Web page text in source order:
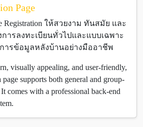
Page
ให้สวยงาม ทันสมัย และ
ารลงทะเบียนทั่วไปและแบบเฉพาะ
ารข้อมูลหลังบ้านอย่างมืออาชีพ
visually appealing, and user-friendly,
supports both general and group-
comes with a professional back-end